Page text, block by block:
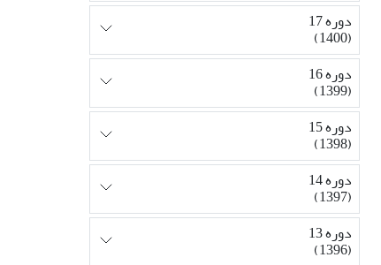
دوره 17
(1400)
دوره 16
(1399)
دوره 15
(1398)
دوره 14
(1397)
دوره 13
(1396)